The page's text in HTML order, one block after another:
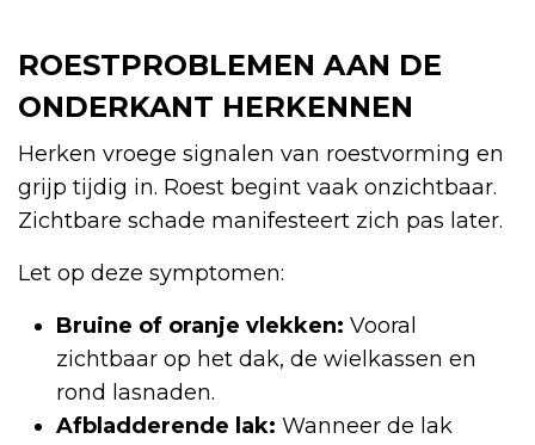
ROESTPROBLEMEN AAN DE
ONDERKANT HERKENNEN
Herken vroege signalen van roestvorming en
grijp tijdig in. Roest begint vaak onzichtbaar.
Zichtbare schade manifesteert zich pas later.
Let op deze symptomen:
Bruine of oranje vlekken: Vooral
zichtbaar op het dak, de wielkassen en
rond lasnaden.
Afbladderende lak: Wanneer de lak